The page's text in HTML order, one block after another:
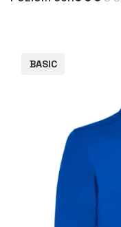
BASIC